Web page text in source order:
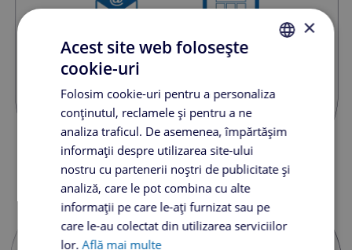
ENGLISH
×
Acest site web folosește
cookie-uri
Folosim cookie-uri pentru a personaliza
conținutul, reclamele și pentru a ne
analiza traficul. De asemenea, împărtășim
informații despre utilizarea site-ului
nostru cu partenerii noștri de publicitate și
analiză, care le pot combina cu alte
informații pe care le-ați furnizat sau pe
care le-au colectat din utilizarea serviciilor
lor.Află mai multe